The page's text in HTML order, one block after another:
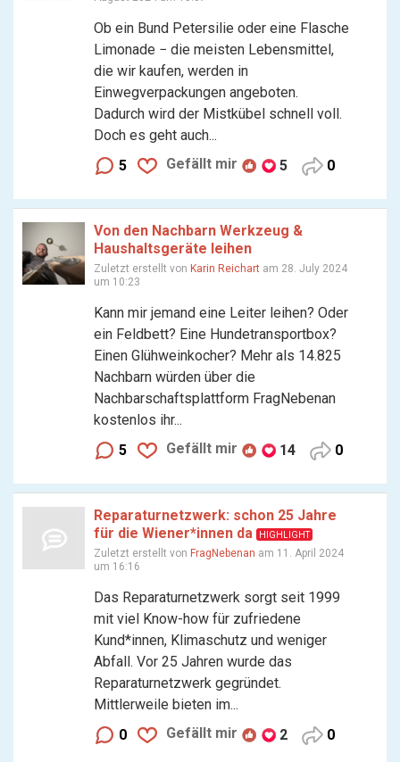
Ob ein Bund Petersilie oder eine Flasche
Limonade − die meisten Lebensmittel,
die wir kaufen, werden in
Einwegverpackungen angeboten.
Dadurch wird der Mistkübel schnell voll.
Doch es geht auch...
5
Gefällt mir 5 0
Von den Nachbarn Werkzeug &
Haushaltsgeräte leihen
Zuletzt erstellt von Karin Reichart am 28. July 2024
um 10:23
Kann mir jemand eine Leiter leihen? Oder
ein Feldbett? Eine Hundetransportbox?
Einen Glühweinkocher? Mehr als 14.825
Nachbarn würden über die
Nachbarschaftsplattform FragNebenan
kostenlos ihr...
5
Gefällt mir 14 0
Reparaturnetzwerk: schon 25 Jahre
für die Wiener*innen da
HIGHLIGHT
Zuletzt erstellt von FragNebenan am 11. April 2024
um 16:16
Das Reparaturnetzwerk sorgt seit 1999
mit viel Know-how für zufriedene
Kund*innen, Klimaschutz und weniger
Abfall. Vor 25 Jahren wurde das
Reparaturnetzwerk gegründet.
Mittlerweile bieten im...
0
Gefällt mir 2 0